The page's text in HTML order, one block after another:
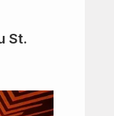
St.